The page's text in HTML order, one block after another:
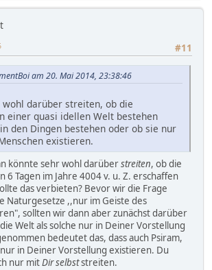
#11
am 20. Mai 2014, 23:38:46
wohl darüber streiten, ob die
einer quasi idellen Welt bestehen
den Dingen bestehen oder ob sie nur
existieren.
könnte sehr wohl darüberstreiten, ob die
6 Tagen im Jahre 4004 v. u. Z. erschaffen
das verbieten? Bevor wir die Frage
Naturgesetze ,,nur im Geiste des
sollten wir dann aber zunächst darüber
Welt als solche nur in Deiner Vorstellung
bedeutet das, dass auch Psiram,
in Deiner Vorstellung existieren. Du
nur mitDir selbststreiten.